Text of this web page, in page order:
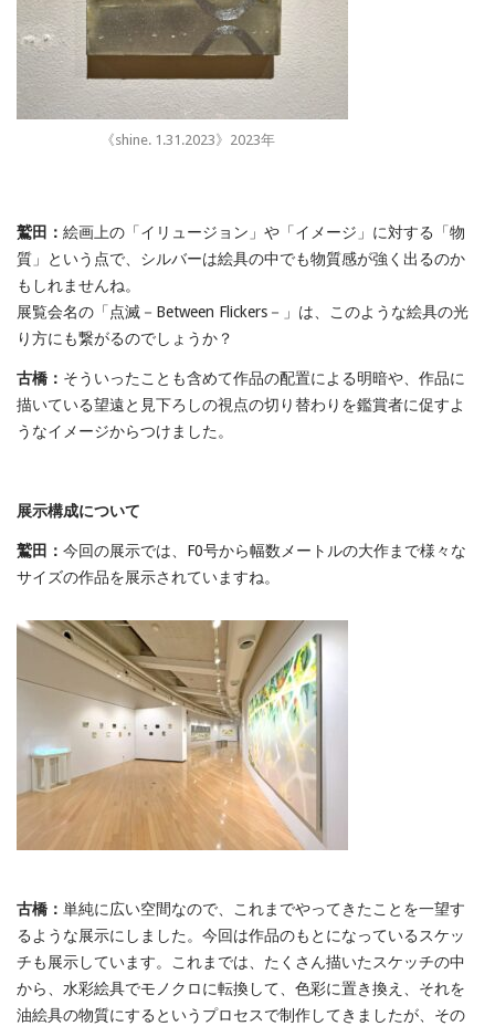
《shine. 1.31.2023》2023年
鷲田： 絵画上の「イリュージョン」や「イメージ」に対する「物
質」という点で、シルバーは絵具の中でも物質感が強く出るのか
もしれませんね。
展覧会名の「点滅－Between Flickers－」は、このような絵具の光
り方にも繋がるのでしょうか？
古橋： そういったことも含めて作品の配置による明暗や、作品に
描いている望遠と見下ろしの視点の切り替わりを鑑賞者に促すよ
うなイメージからつけました。
展示構成について
鷲田： 今回の展示では、F0号から幅数メートルの大作まで様々な
サイズの作品を展示されていますね。
古橋： 単純に広い空間なので、これまでやってきたことを一望す
るような展示にしました。今回は作品のもとになっているスケッ
チも展示しています。これまでは、たくさん描いたスケッチの中
から、水彩絵具でモノクロに転換して、色彩に置き換え、それを
油絵具の物質にするというプロセスで制作してきましたが、その